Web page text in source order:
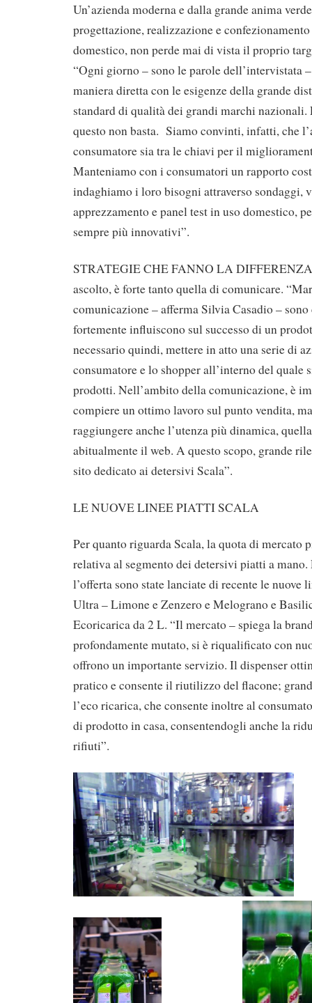
Un’azienda moderna e dalla grande anima
progettazione, realizzazione e
domestico, non perde mai di vista il proprio
“Ogni giorno – sono le parole dell’intervistata
maniera diretta con le esigenze della grande
standard di qualità dei grandi marchi nazionali.
questo non basta. Siamo convinti, infatti, che
consumatore sia tra le chiavi per il
Manteniamo con i consumatori un rapporto
indaghiamo i loro bisogni attraverso sondaggi,
apprezzamento e panel test in uso domestico,
sempre più innovativi”.
STRATEGIE CHE FANNO LA
ascolto, è forte tanto quella di comunicare.
comunicazione – afferma Silvia Casadio –
fortemente influiscono sul successo di un
necessario quindi, mettere in atto una serie di
consumatore e lo shopper all’interno del quale
prodotti. Nell’ambito della comunicazione, è
compiere un ottimo lavoro sul punto vendita,
raggiungere anche l’utenza più dinamica,
abitualmente il web. A questo scopo, grande
sito dedicato ai detersivi Scala”.
LE NUOVE LINEE PIATTI SCALA
Per quanto riguarda Scala, la quota di mercato
relativa al segmento dei detersivi piatti a mano.
l’offerta sono state lanciate di recente le nuove
Ultra – Limone e Zenzero e Melograno e
Ecoricarica da 2 L. “Il mercato – spiega la
profondamente mutato, si è riqualificato con
offrono un importante servizio. Il dispenser
pratico e consente il riutilizzo del flacone;
l’eco ricarica, che consente inoltre al
di prodotto in casa, consentendogli anche la
rifiuti”.